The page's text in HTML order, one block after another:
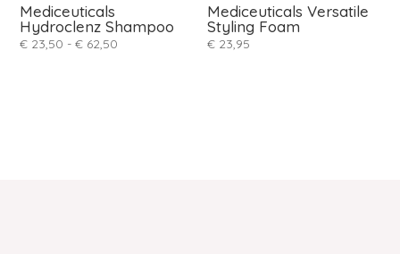
Mediceuticals
Hydroclenz Shampoo
€ 23,50 - € 62,50
Mediceuticals Versatile
Styling Foam
€ 23,95